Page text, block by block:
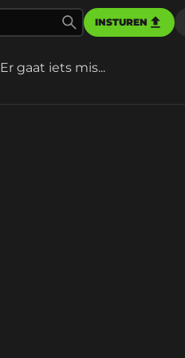
INSTUREN
Er gaat iets mis...